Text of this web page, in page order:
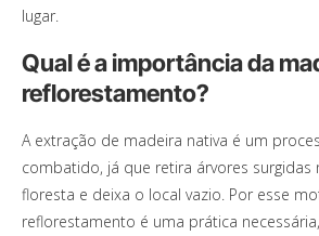
lugar.
Qual é a importância da
reflorestamento?
A extração de madeira nativa é um
combatido, já que retira árvores surgidas
floresta e deixa o local vazio. Por esse
reflorestamento é uma prática